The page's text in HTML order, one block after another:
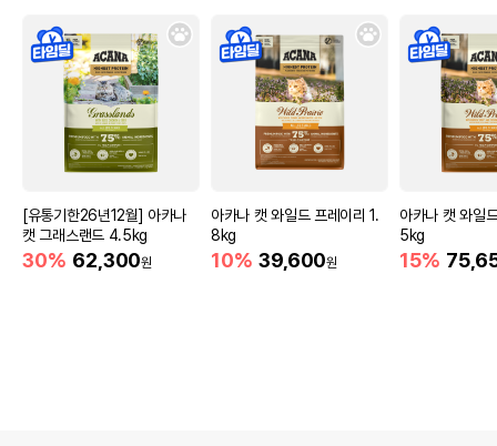
[유통기한26년12월] 아카나
캣 그래스랜드 4.5kg
30% 62,300원
아카나 캣 와일드 프레이리 1.
8kg
10% 39,600원
아카나 캣 와일
5kg
15%